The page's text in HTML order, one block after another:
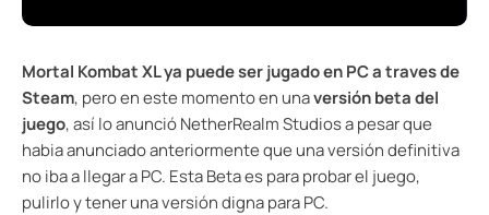
Mortal Kombat XL ya puede ser jugado en PC a traves de
Steam, pero en este momento en unaversión beta del
juego, así lo anunció NetherRealm Studios a pesar que
habia anunciado anteriormente que una versión definitiva
no iba a llegar a PC. Esta Beta es para probar el juego,
pulirlo y tener una versión digna para PC.